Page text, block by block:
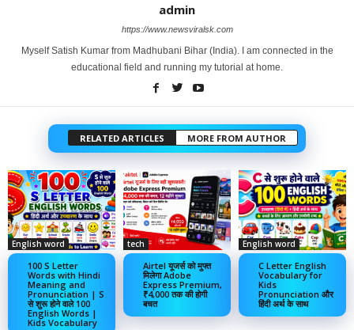
admin
https://www.newsviralsk.com
Myself Satish Kumar from Madhubani Bihar (India). I am connected in the
educational field and running my tutorial at home.
RELATED ARTICLES MORE FROM AUTHOR
English word
100 S Letter
Words with Hindi
Meaning and
Pronunciation | S
से शुरू होने वाले 100
English Words |
Kids Vocabulary
tech
Airtel यूजर्स को मुफ्त
मिलेगा Adobe
Express Premium,
₹4,000 तक की होगी
बचत
English word
C Letter English
Vocabulary for
Kids
Pronunciation और
हिंदी अर्थ के साथ